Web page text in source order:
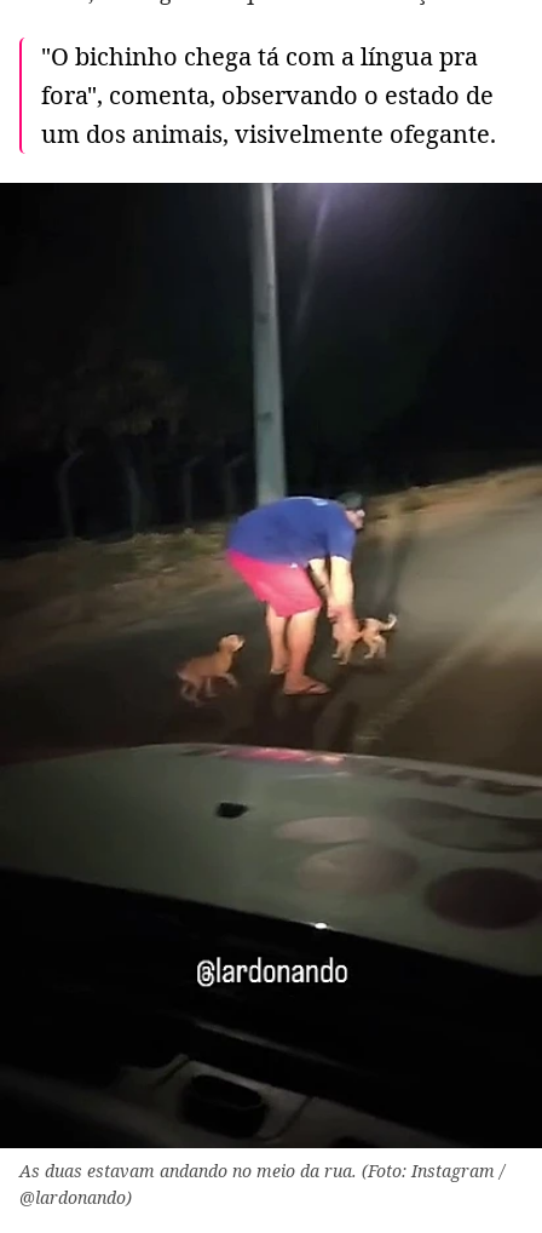
"O bichinho chega tá com a língua pra
fora", comenta, observando o estado de
um dos animais, visivelmente ofegante.
As duas estavam andando no meio da rua. (Foto: Instagram /
@lardonando)